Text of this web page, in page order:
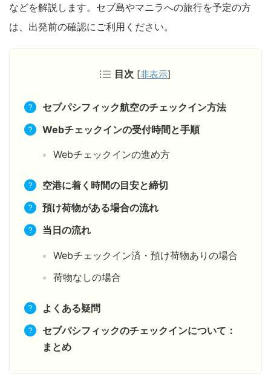
などを解説します。セブ島やマニラへの旅行を予定の方
は、出発前の確認にご利用ください。
目次 [非表示]
セブパシフィック航空のチェックイン方法
Webチェックインの受付時間と手順
Webチェックインの進め方
空港に着く時間の目安と締切
預け荷物がある場合の流れ
当日の流れ
Webチェックイン済・預け荷物ありの場合
荷物なしの場合
よくある疑問
セブパシフィックのチェックインについて：
まとめ